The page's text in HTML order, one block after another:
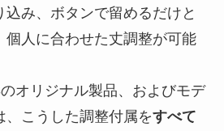
み、ボタンで留めるだけと
個人に合わせた丈調整が可能
オリジナル製品、およびモデ
、こうした調整付属をすべて